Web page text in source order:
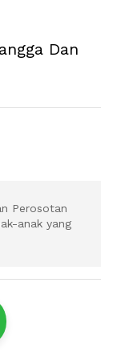
Dan
Perosotan
anak yang